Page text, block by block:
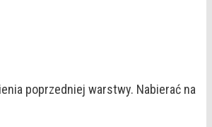
poprzedniej warstwy. Nabierać na